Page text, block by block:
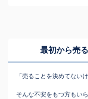
最初から売
「売ることを決めてない
そんな不安をもつ方もい